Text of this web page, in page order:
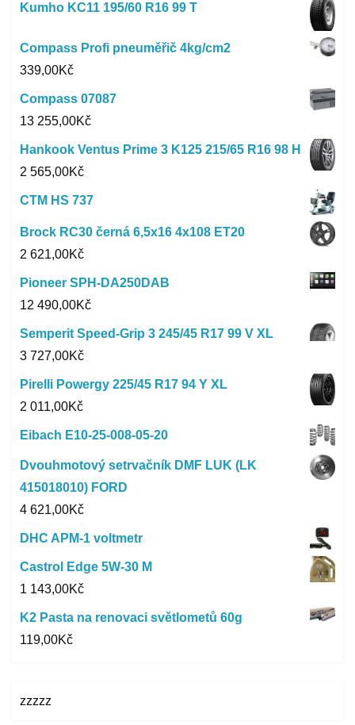
Kumho KC11 195/60 R16 99 T
Compass Profi pneuměřič 4kg/cm2
339,00Kč
Compass 07087
13 255,00Kč
Hankook Ventus Prime 3 K125 215/65 R16 98 H
2 565,00Kč
CTM HS 737
Brock RC30 černá 6,5x16 4x108 ET20
2 621,00Kč
Pioneer SPH-DA250DAB
12 490,00Kč
Semperit Speed-Grip 3 245/45 R17 99 V XL
3 727,00Kč
Pirelli Powergy 225/45 R17 94 Y XL
2 011,00Kč
Eibach E10-25-008-05-20
Dvouhmotový setrvačník DMF LUK (LK
415018010) FORD
4 621,00Kč
DHC APM-1 voltmetr
Castrol Edge 5W-30 M
1 143,00Kč
K2 Pasta na renovaci světlometů 60g
119,00Kč
zzzzz